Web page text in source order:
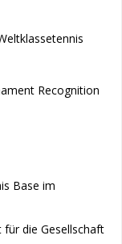
Recognition
Base im
die Gesellschaft